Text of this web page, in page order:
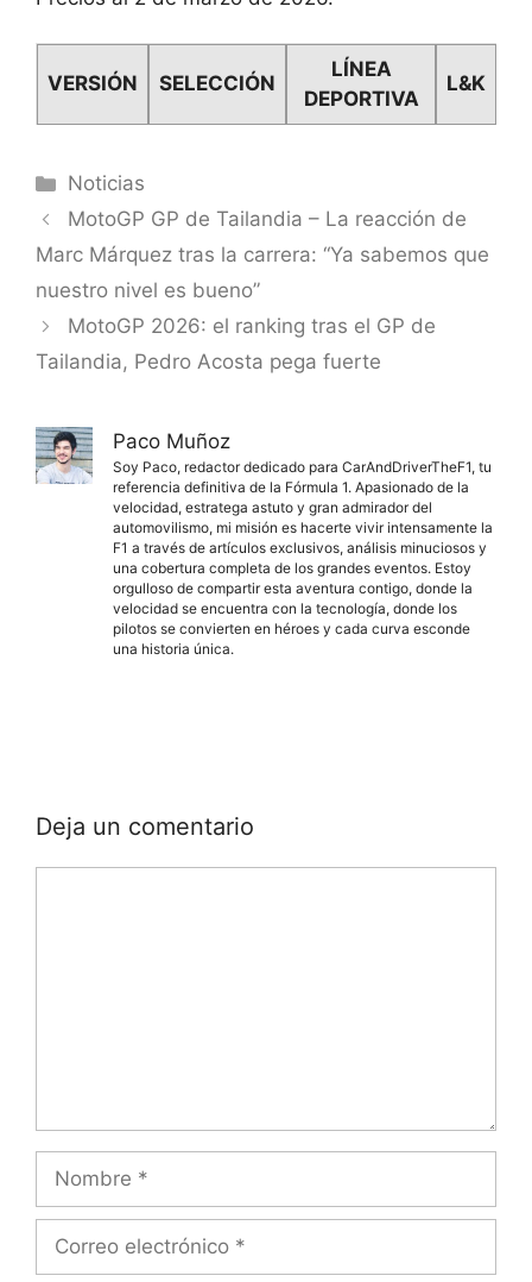
VERSIÓN SELECCIÓN
LÍNEA
DEPORTIVA
L&K
Categorías
Noticias
MotoGP GP de Tailandia – La reacción de
Marc Márquez tras la carrera: “Ya sabemos que
nuestro nivel es bueno”
MotoGP 2026: el ranking tras el GP de
Tailandia, Pedro Acosta pega fuerte
Paco Muñoz
Soy Paco, redactor dedicado para CarAndDriverTheF1, tu
referencia definitiva de la Fórmula 1. Apasionado de la
velocidad, estratega astuto y gran admirador del
automovilismo, mi misión es hacerte vivir intensamente la
F1 a través de artículos exclusivos, análisis minuciosos y
una cobertura completa de los grandes eventos. Estoy
orgulloso de compartir esta aventura contigo, donde la
velocidad se encuentra con la tecnología, donde los
pilotos se convierten en héroes y cada curva esconde
una historia única.
Deja un comentario
electrónico